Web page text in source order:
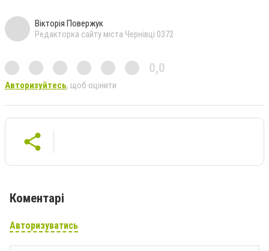
Вікторія Повержук
Редакторка сайту міста Чернівці 0372
0,0
Авторизуйтесь, щоб оцінити
Коментарі
Авторизуватись